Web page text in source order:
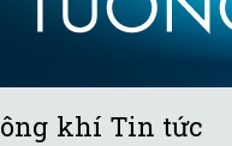
khí Tin tức